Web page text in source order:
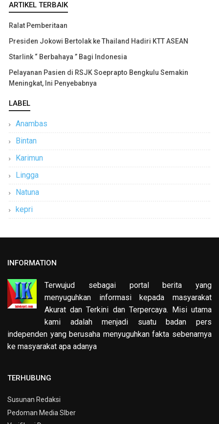
ARTIKEL TERBAIK
Ralat Pemberitaan
Presiden Jokowi Bertolak ke Thailand Hadiri KTT ASEAN
Starlink “ Berbahaya ” Bagi Indonesia
Pelayanan Pasien di RSJK Soeprapto Bengkulu Semakin
Meningkat, Ini Penyebabnya
LABEL
Anambas
Bintan
Karimun
Lingga
Natuna
kepri
INFORMATION
Terwujud sebagai portal berita yang
menyuguhkan informasi kepada masyarakat
Akurat dan Terkini dan Terpercaya. Misi utama
kami adalah menjadi suatu badan pers
independen yang berusaha menyuguhkan fakta sebenarnya
ke masyarakat apa adanya
TERHUBUNG
Susunan Redaksi
Pedoman Media SIber